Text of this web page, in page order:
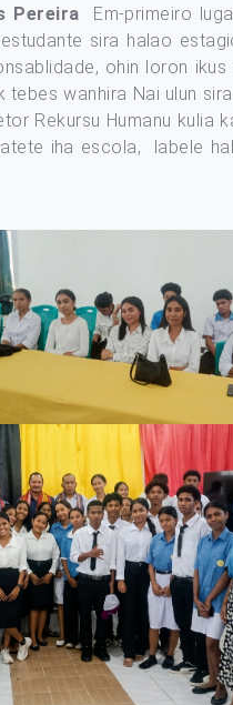
Pereira Em-primeiro
sira halao
ohin loron
wanhira Nai ulun
Rekursu Humanu kulia
iha escola, labele